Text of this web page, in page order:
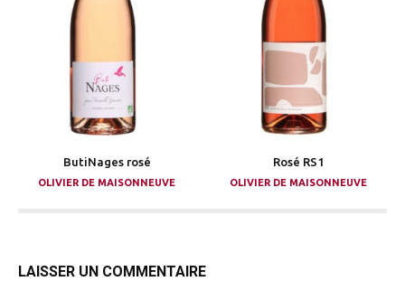
ButiNages rosé
OLIVIER DE MAISONNEUVE
Rosé RS1
OLIVIER DE MAISONNEUVE
LAISSER UN COMMENTAIRE